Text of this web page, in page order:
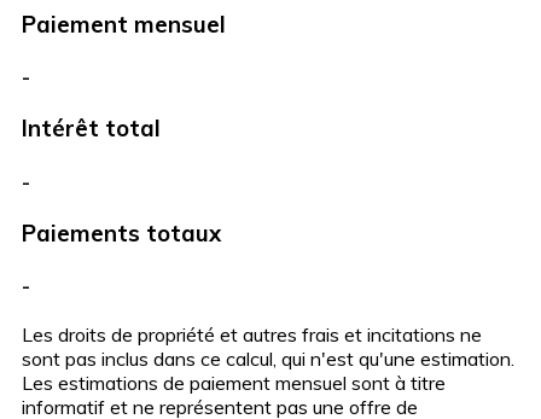
Paiement mensuel
-
Intérêt total
-
Paiements totaux
-
Les droits de propriété et autres frais et incitations ne
sont pas inclus dans ce calcul, qui n'est qu'une estimation.
Les estimations de paiement mensuel sont à titre
informatif et ne représentent pas une offre de